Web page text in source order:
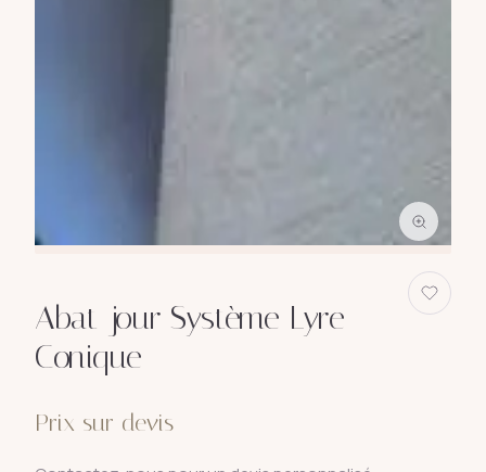
Abat-jour Système Lyre
Conique
Prix sur devis